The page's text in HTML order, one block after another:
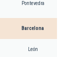
Pontevedra
Barcelona
León